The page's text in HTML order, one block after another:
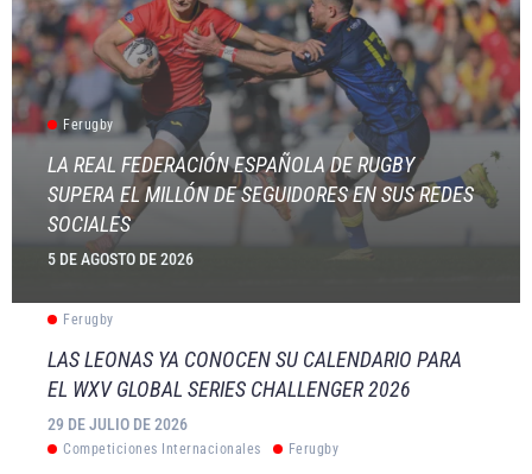
Ferugby
LA REAL FEDERACIÓN ESPAÑOLA DE RUGBY
SUPERA EL MILLÓN DE SEGUIDORES EN SUS REDES
SOCIALES
5 DE AGOSTO DE 2026
Ferugby
LAS LEONAS YA CONOCEN SU CALENDARIO PARA
EL WXV GLOBAL SERIES CHALLENGER 2026
29 DE JULIO DE 2026
Competiciones Internacionales Ferugby